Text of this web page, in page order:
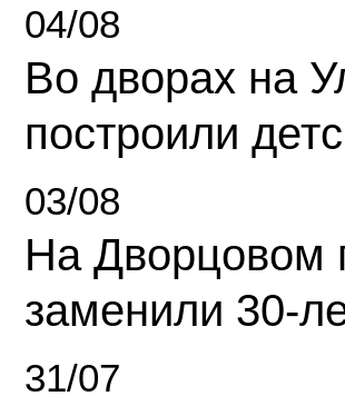
04/08
Во дворах на
построили
03/08
На Дворцовом
заменили 30-
31/07